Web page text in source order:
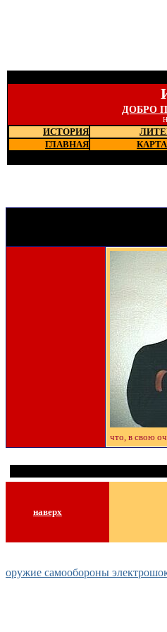
ДОБРО
ИСТОРИЯ
ГЛАВНАЯ
что, в свою
наверх
оружие самообороны